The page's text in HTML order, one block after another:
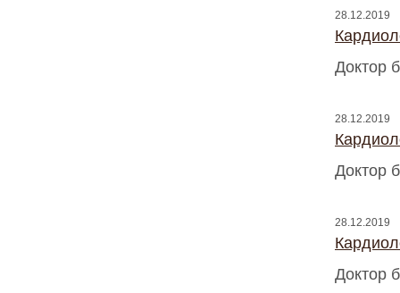
28.12.2019
Доктор
28.12.2019
Доктор
28.12.2019
Доктор